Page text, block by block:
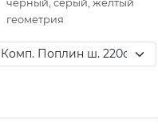
черный, серый, желтый
геометрия